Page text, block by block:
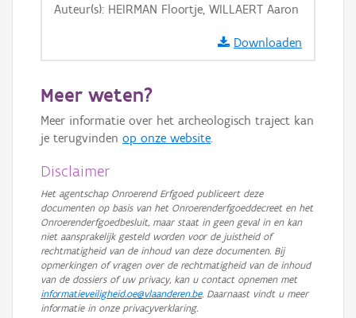
Auteur(s): HEIRMAN Floortje, WILLAERT Aaron
Downloaden
Meer weten?
Meer informatie over het archeologisch traject kan
je terugvinden op onze website.
Disclaimer
Het agentschap Onroerend Erfgoed publiceert deze
documenten op basis van het Onroerenderfgoeddecreet en het
Onroerenderfgoedbesluit, maar staat in geen geval in en kan
niet aansprakelijk gesteld worden voor de juistheid of
rechtmatigheid van de inhoud van deze documenten. Bij
opmerkingen of vragen over de rechtmatigheid van de inhoud
van de dossiers of uw privacy, kan u contact opnemen met
informatieveiligheid.oe@vlaanderen.be. Daarnaast vindt u meer
informatie in onze privacyverklaring.